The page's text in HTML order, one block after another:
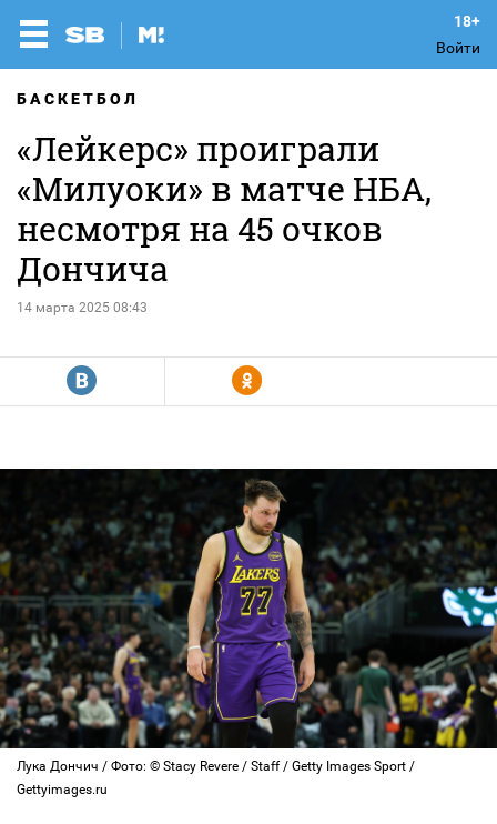
Войти
БАСКЕТБОЛ
«Лейкерс» проиграли
«Милуоки» в матче НБА,
несмотря на 45 очков
Дончича
14 марта 2025 08:43
R Y
Лука Дончич / Фото: © Stacy Revere / Staff / Getty Images Sport /
Gettyimages.ru